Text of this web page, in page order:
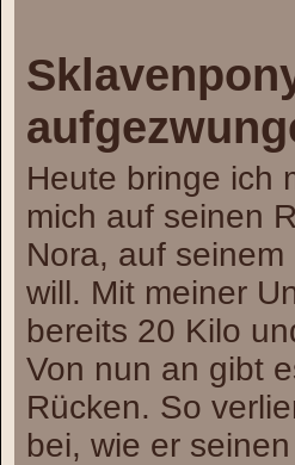
Heute bringe ich
mich auf seinen
Nora, auf
will. Mit meiner
bereits 20 Kilo
Von nun an gibt
Rücken. So
bei, wie er